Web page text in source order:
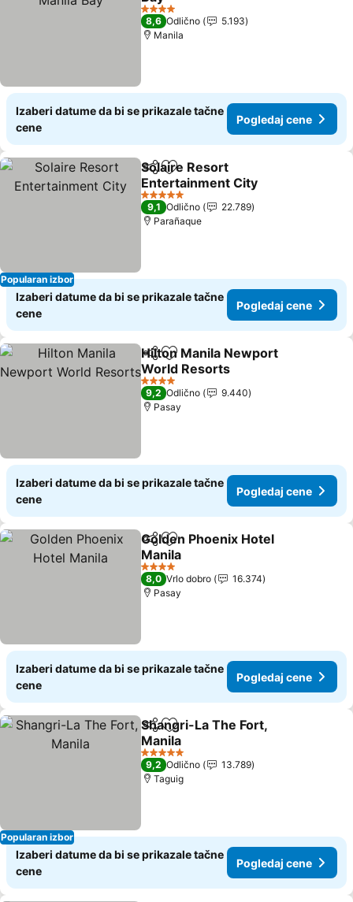
Pogledaj cene
4 Zvezdice
8,6 Odlično
5.193
Manila
Izaberi datume da bi se prikazale tačne
cene
Pogledaj cene
Popularan izbor
Deli Dodati u favorite
Solaire Resort
Entertainment City
Pogledaj cene
5 Zvezdice
9,1 Odlično
22.789
Parañaque
Izaberi datume da bi se prikazale tačne
cene
Pogledaj cene
Deli Dodati u favorite
Hilton Manila Newport
World Resorts
Pogledaj cene
4 Zvezdice
9,2 Odlično
9.440
Pasay
Izaberi datume da bi se prikazale tačne
cene
Pogledaj cene
Deli Dodati u favorite
Golden Phoenix Hotel
Manila
Pogledaj cene
4 Zvezdice
8,0 Vrlo dobro
16.374
Pasay
Izaberi datume da bi se prikazale tačne
cene
Pogledaj cene
Popularan izbor
Deli Dodati u favorite
Shangri-La The Fort,
Manila
Pogledaj cene
5 Zvezdice
9,2 Odlično
13.789
Taguig
Izaberi datume da bi se prikazale tačne
cene
Pogledaj cene